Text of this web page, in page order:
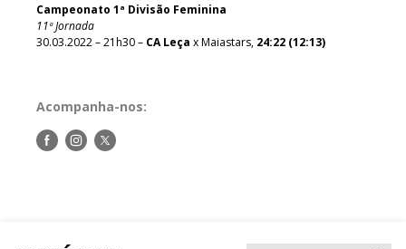
Campeonato 1ª Divisão Feminina
11ª Jornada
30.03.2022 – 21h30 – CA Leça x Maiastars, 24:22 (12:13)
Acompanha-nos:
Siga-Siga-Siga-